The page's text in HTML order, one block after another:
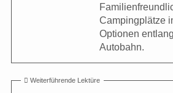
Campingplätze
Optionen
Autobahn.
Weiterführende Lektüre